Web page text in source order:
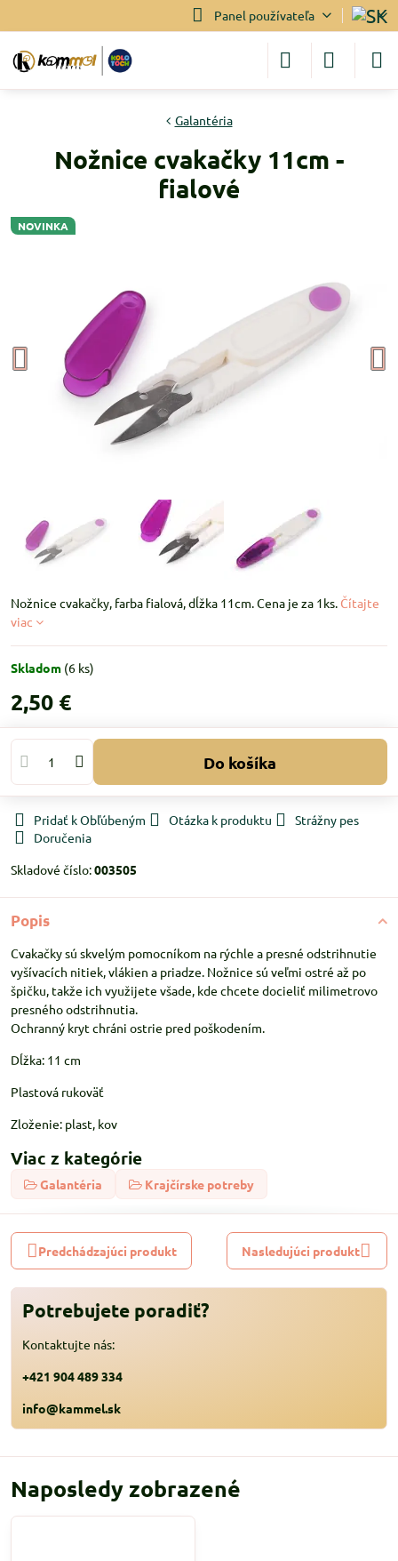
Panel používateľa
NOVINKA
Galantéria
Nožnice cvakačky 11cm -
fialové
Nožnice cvakačky, farba fialová, dĺžka 11cm. Cena je za 1ks. Čítajte
viac
Skladom (6 ks)
2,50 €
Do košíka
Pridať k Obľúbeným Otázka k produktu
Strážny pes
Doručenia
Skladové číslo:003505
Popis
Cvakačky sú skvelým pomocníkom na rýchle a presné odstrihnutie
vyšívacích nitiek, vlákien a priadze. Nožnice sú veľmi ostré až po
špičku, takže ich využijete všade, kde chcete docieliť milimetrovo
presného odstrihnutia.
Ochranný kryt chráni ostrie pred poškodením.
Dĺžka: 11 cm
Plastová rukoväť
Zloženie: plast, kov
Viac z kategórie
Galantéria Krajčírske potreby
Predchádzajúci produkt Nasledujúci produkt
Potrebujete poradiť?
Kontaktujte nás:
+421 904 489 334
info@kammel.sk
Naposledy zobrazené